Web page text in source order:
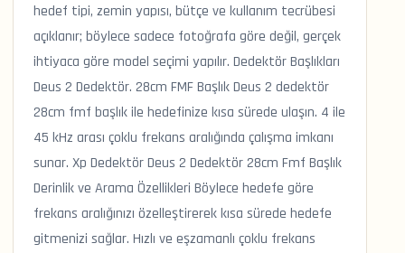
hedef tipi, zemin yapısı, bütçe ve kullanım tecrübesi
açıklanır; böylece sadece fotoğrafa göre değil, gerçek
ihtiyaca göre model seçimi yapılır. Dedektör Başlıkları
Deus 2 Dedektör. 28cm FMF Başlık Deus 2 dedektör
28cm fmf başlık ile hedefinize kısa sürede ulaşın. 4 ile
45 kHz arası çoklu frekans aralığında çalışma imkanı
sunar. Xp Dedektör Deus 2 Dedektör 28cm Fmf Başlık
Derinlik ve Arama Özellikleri Böylece hedefe göre
frekans aralığınızı özelleştirerek kısa sürede hedefe
gitmenizi sağlar. Hızlı ve eşzamanlı çoklu frekans